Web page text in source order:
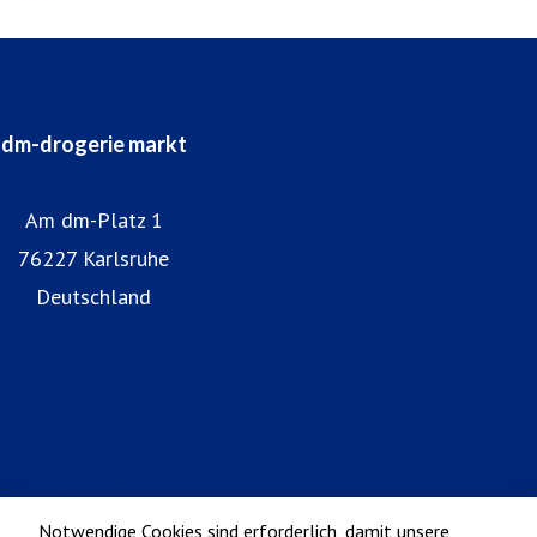
Notwendige Cookies sind erforderlich, damit unsere
dm-drogerie markt
Am dm-Platz 1
76227 Karlsruhe
Deutschland
Impressum dm